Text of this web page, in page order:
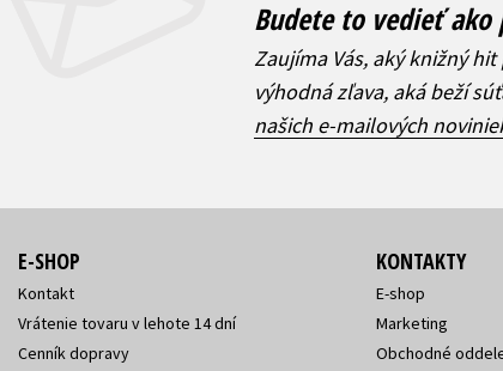
Budete to vedieť ako
Zaujíma Vás, aký knižný
výhodná zľava, aká beží
našich e-mailových
E-SHOP
Kontakt
Vrátenie tovaru v lehote 14 dní
Cenník dopravy
KONTAKTY
E-shop
Marketing
Obchodné